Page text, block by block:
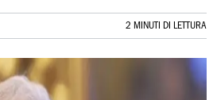
2 MINUTI DI LETTURA